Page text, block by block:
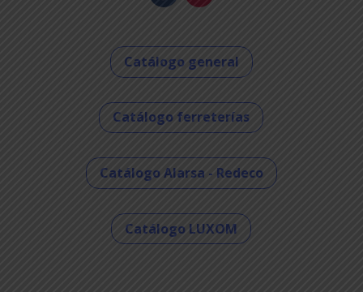
Catálogo general
Catálogo ferreterías
Catálogo Alarsa - Redeco
Catálogo LUXOM